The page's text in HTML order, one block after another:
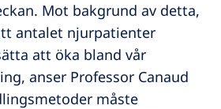
Mot bakgrund av detta,
antalet njurpatienter
att öka bland vår
anser Professor Canaud
måste